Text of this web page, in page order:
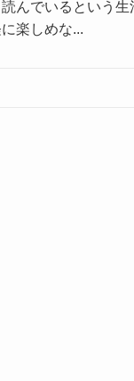
んでいるという
楽しめな...